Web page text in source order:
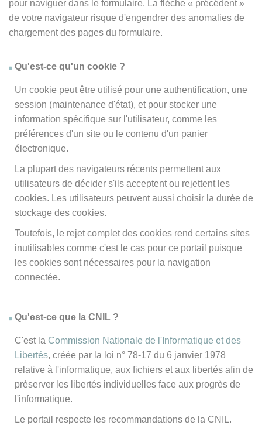
pour naviguer dans le formulaire. La flèche « précédent »
de votre navigateur risque d'engendrer des anomalies de
chargement des pages du formulaire.
Qu'est-ce qu'un cookie ?
Un cookie peut être utilisé pour une authentification, une
session (maintenance d'état), et pour stocker une
information spécifique sur l'utilisateur, comme les
préférences d'un site ou le contenu d'un panier
électronique.
La plupart des navigateurs récents permettent aux
utilisateurs de décider s'ils acceptent ou rejettent les
cookies. Les utilisateurs peuvent aussi choisir la durée de
stockage des cookies.
Toutefois, le rejet complet des cookies rend certains sites
inutilisables comme c'est le cas pour ce portail puisque
les cookies sont nécessaires pour la navigation
connectée.
Qu'est-ce que la CNIL ?
C'est la Commission Nationale de l'Informatique et des
Libertés, créée par la loi n° 78-17 du 6 janvier 1978
relative à l'informatique, aux fichiers et aux libertés afin de
préserver les libertés individuelles face aux progrès de
l'informatique.
Le portail respecte les recommandations de la CNIL.